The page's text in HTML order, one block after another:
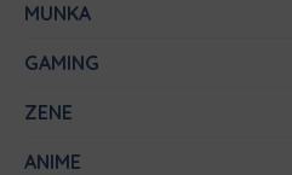
MUNKA
GAMING
ZENE
ANIME